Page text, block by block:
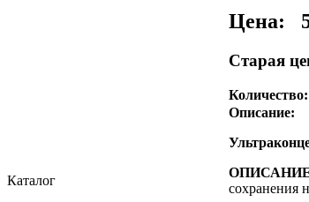
Каталог
Цена:
Старая
Описание:
сохранения